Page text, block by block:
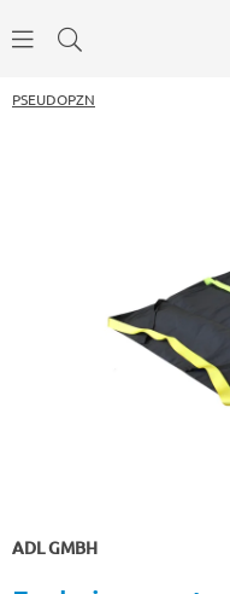
PSEUDOPZN
ADL GMBH